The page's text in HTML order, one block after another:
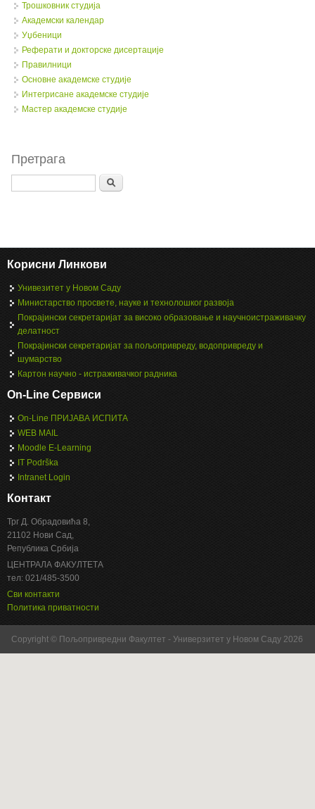
Трошковник студија
Академски календар
Уџбеници
Реферати и докторске дисертације
Правилници
Oсновне академске студије
Интегрисане академске студије
Мастер академске студије
Претрага
Search
Корисни Линкови
Унивезитет у Новом Саду
Министарство просвете, науке и технолошког развоја
Покрајински секретаријат за високо образовање и научноистраживачку
делатност
Покрајински секретаријат за пољопривреду, водопривреду и
шумарство
Картон научно - истраживачког радника
On-Line Сервиси
On-Line ПРИЈАВА ИСПИТА
WEB MAIL
Moodle E-Learning
IT Podrška
Intranet Login
Контакт
Трг Д. Обрадовића 8,
21102 Нови Сад,
Република Србија
ЦЕНТРАЛА ФАКУЛТЕТА
тел: 021/485-3500
Сви контакти
Политика приватности
Copyright © Пољопривредни Факултет - Универзитет у Новом Саду 2026